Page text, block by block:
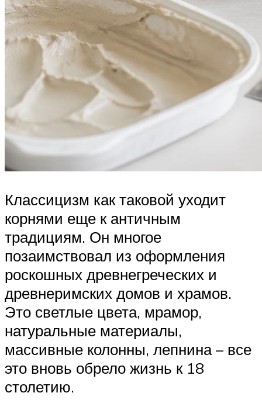
Классицизм как таковой уходит
корнями еще к античным
традициям. Он многое
позаимствовал из оформления
роскошных древнегреческих и
древнеримских домов и храмов.
Это светлые цвета, мрамор,
натуральные материалы,
массивные колонны, лепнина – все
это вновь обрело жизнь к 18
столетию.